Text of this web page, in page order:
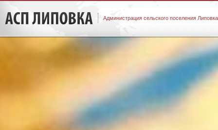
Администрация сельского поселения